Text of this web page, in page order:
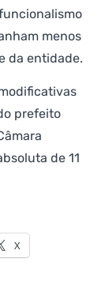
menos
da entidade.
prefeito
de 11
X